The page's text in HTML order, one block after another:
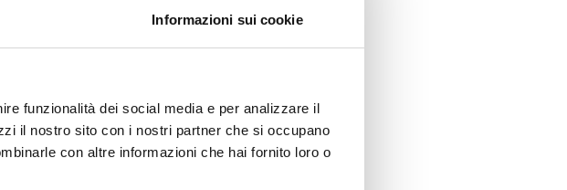
Informazioni sui cookie
funzionalità dei social media e per analizzare il
il nostro sito con i nostri partner che si occupano
con altre informazioni che hai fornito loro o